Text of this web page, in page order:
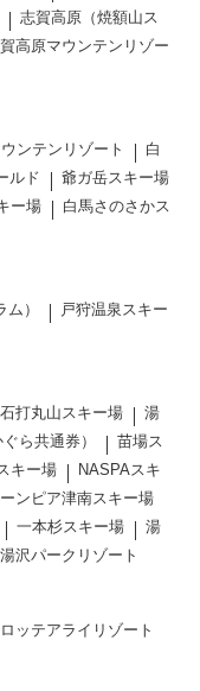
志賀高原（焼額山ス
高原マウンテンリゾー
ンテンリゾート
白
ルド
爺ガ岳スキー場
ー場
白馬さのさかス
）
戸狩温泉スキー
石打丸山スキー場
湯
ら共通券）
苗場ス
キー場
NASPAスキ
ンピア津南スキー場
一本杉スキー場
湯
湯沢パークリゾート
ロッテアライリゾート